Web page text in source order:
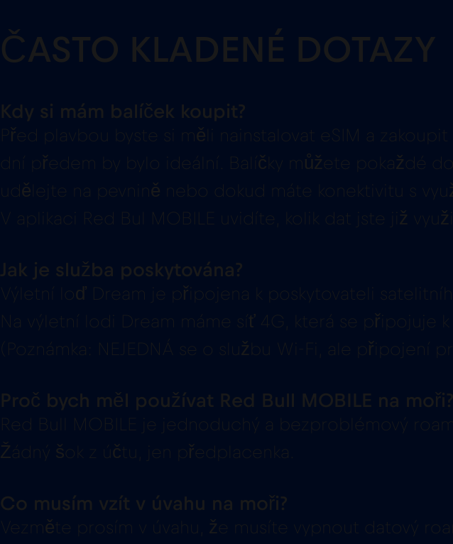
ČASTO KLADENÉ DOTAZY
Kdy si mám balíček koupit?
Před plavbou byste si měli nainstalovat eSIM a
dní předem by bylo ideální. Balíčky můžete pokaždé
udělejte na pevnině nebo dokud máte konektivitu s
V aplikaci Red Bul MOBILE uvidíte, kolik dat jste již
Jak je služba poskytována?
Výletní loď Dream je připojena k poskytovateli
Na výletní lodi Dream máme síť 4G, která se připojuje k
(Poznámka: NEJEDNÁ se o službu Wi-Fi, ale připojení
Proč bych měl používat Red Bull MOBILE na moři?
Red Bull MOBILE je jednoduchý a bezproblémový
Žádný šok z účtu, jen předplacenka.
Co musím vzít v úvahu na moři?
Vezměte prosím v úvahu, že musíte vypnout datový